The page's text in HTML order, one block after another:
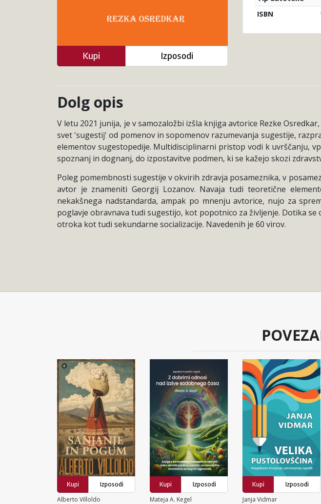
ISBN
Kupi Izposodi
Dolg opis
V letu 2021 junija, je v samozaložbi izšla knjiga avtorice Rezke
svet 'sugestij' od pomenov in sopomenov razumevanja sugestije,
elementov sugestopedije. Multidisciplinarni pristop vodi k uvrščanju,
spoznanj in dognanj, do izpostavitve podmen, ki se kažejo skozi
Poleg pomembnosti sugestije v okvirih zdravja posameznika, v
avtor je znameniti Georgij Lozanov. Navaja tudi teoretične
nekakšnega nadstandarda, ampak po mnenju avtorice, nujo za
poglavje obravnava tudi sugestijo, kot popotnico za življenje. Dotika
otroka kot tudi sekundarne socializacije. Navedenih je 60 virov.
Kupi
Izposodi
Alberto Villoldo
Kupi
Izposodi
Mateja A. Kegel
Kupi
Izposodi
Janja Vidmar